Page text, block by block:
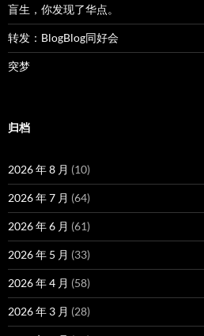
盲生，你发现了华点。
转发：BlogBlog同好会
突梦
归档
2026 年 8 月 (10)
2026 年 7 月 (64)
2026 年 6 月 (61)
2026 年 5 月 (33)
2026 年 4 月 (58)
2026 年 3 月 (28)